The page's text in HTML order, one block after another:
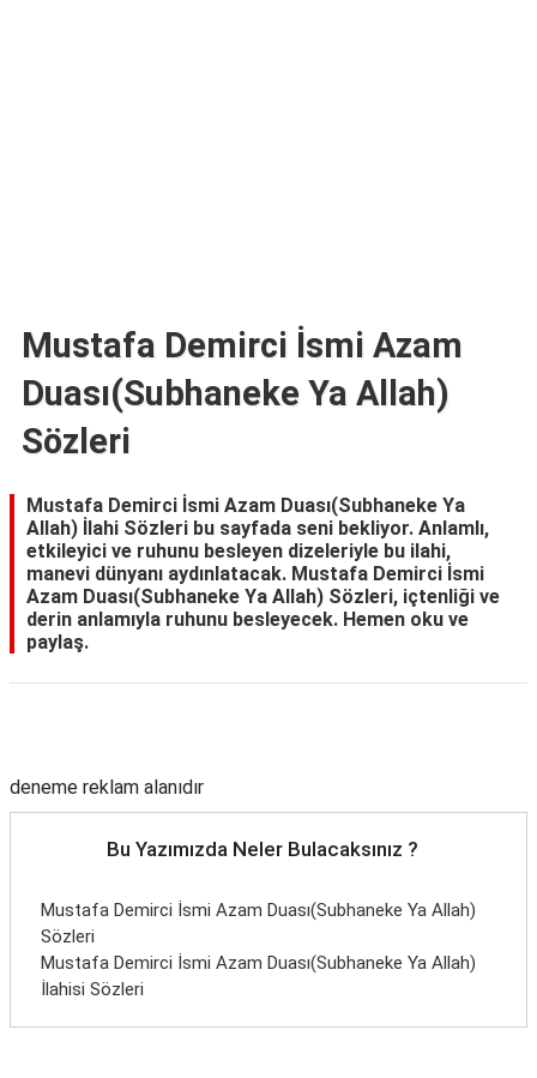
Mustafa Demirci İsmi Azam
Duası(Subhaneke Ya Allah)
Sözleri
Mustafa Demirci İsmi Azam Duası(Subhaneke Ya
Allah) İlahi Sözleri bu sayfada seni bekliyor. Anlamlı,
etkileyici ve ruhunu besleyen dizeleriyle bu ilahi,
manevi dünyanı aydınlatacak. Mustafa Demirci İsmi
Azam Duası(Subhaneke Ya Allah) Sözleri, içtenliği ve
derin anlamıyla ruhunu besleyecek. Hemen oku ve
paylaş.
deneme reklam alanıdır
Bu Yazımızda Neler Bulacaksınız ?
Mustafa Demirci İsmi Azam Duası(Subhaneke Ya Allah)
Sözleri
Mustafa Demirci İsmi Azam Duası(Subhaneke Ya Allah)
İlahisi Sözleri